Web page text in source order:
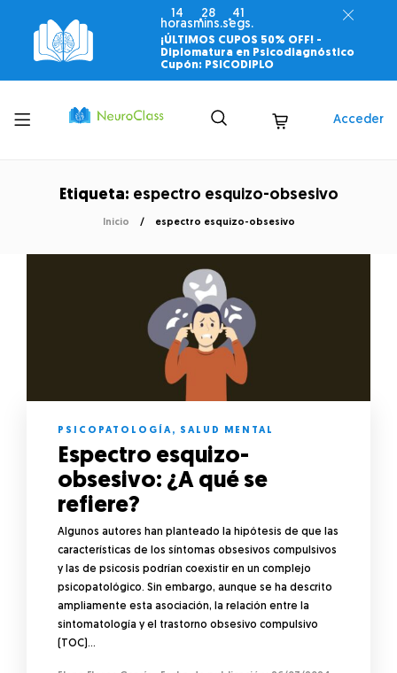
14
horas
28
mins.
41
segs.
¡ÚLTIMOS CUPOS 50% OFF! -
Diplomatura en Psicodiagnóstico
Cupón: PSICODIPLO
Toggle
menu
Acceder
Etiqueta: espectro esquizo-obsesivo
Inicio espectro esquizo-obsesivo
PSICOPATOLOGÍA, SALUD MENTAL
Espectro esquizo-
obsesivo: ¿A qué se
refiere?
Algunos autores han planteado la hipótesis de que las
características de los síntomas obsesivos compulsivos
y las de psicosis podrían coexistir en un complejo
psicopatológico. Sin embargo, aunque se ha descrito
ampliamente esta asociación, la relación entre la
sintomatología y el trastorno obsesivo compulsivo
(TOC)…